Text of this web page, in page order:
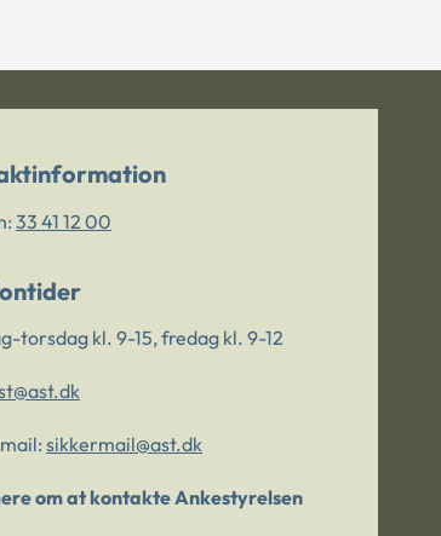
33 41 12 00
torsdag kl. 9-15, fredag kl. 9-12
sikkermail@ast.dk
om at kontakte Ankestyrelsen